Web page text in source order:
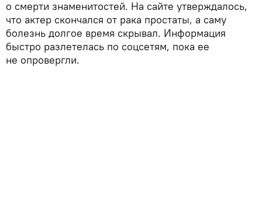
о смерти знаменитостей. На сайте утверждалось,
что актер скончался от рака простаты, а саму
болезнь долгое время скрывал. Информация
быстро разлетелась по соцсетям, пока ее
не опровергли.